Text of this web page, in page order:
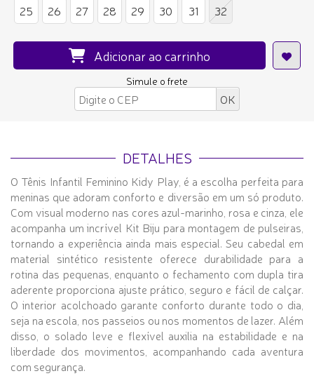
25
26 27 28 29 30 31 32
Adicionar ao carrinho
Simule o frete
DETALHES
O Tênis Infantil Feminino Kidy Play, é a escolha perfeita para
meninas que adoram conforto e diversão em um só produto.
Com visual moderno nas cores azul-marinho, rosa e cinza, ele
acompanha um incrível Kit Biju para montagem de pulseiras,
tornando a experiência ainda mais especial. Seu cabedal em
material sintético resistente oferece durabilidade para a
rotina das pequenas, enquanto o fechamento com dupla tira
aderente proporciona ajuste prático, seguro e fácil de calçar.
O interior acolchoado garante conforto durante todo o dia,
seja na escola, nos passeios ou nos momentos de lazer. Além
disso, o solado leve e flexível auxilia na estabilidade e na
liberdade dos movimentos, acompanhando cada aventura
com segurança.